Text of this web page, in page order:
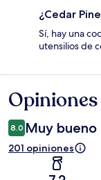
¿Cedar
Sí, hay una
utensilios de
Opiniones
8.0 Muy bueno
201 opiniones